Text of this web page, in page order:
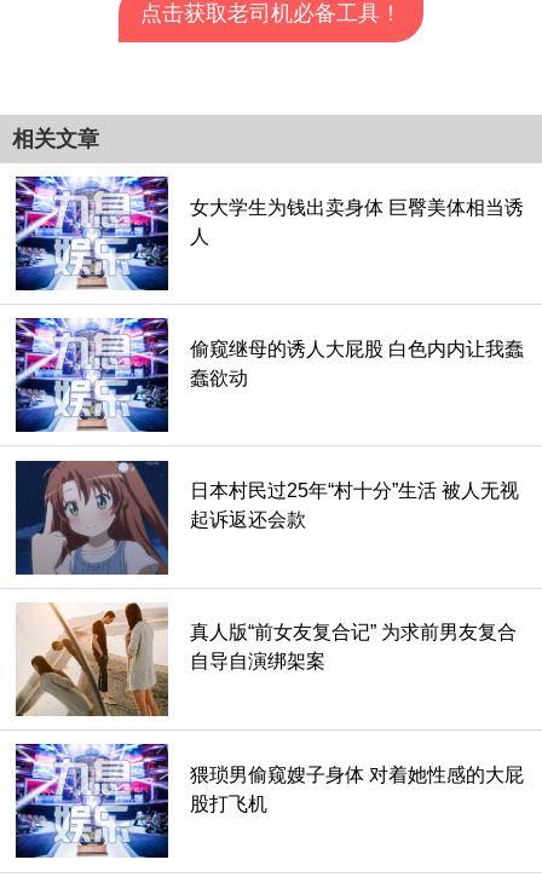
韩国人非常会行销自家品牌，不仅找来国际级巨星当代言人，
产品，比起大势的苹果更爱用韩国品牌，想不到这几年过去风
向就变了？Why？
让我同场加映一下LG的代言人，LG也超会找代言人，感觉砸
不少代言费呢。
实际访问年轻人得到的结果是你问我爱什么品牌？当然是苹果
啦！
点击获取老司机必备工具！
相关文章
女大学生为钱出卖身体 巨臀美体相当诱
人
偷窥继母的诱人大屁股 白色内内让我蠢
蠢欲动
日本村民过25年“村十分”生活 被人无视
起诉返还会款
真人版“前女友复合记” 为求前男友复合
自导自演绑架案
猥琐男偷窥嫂子身体 对着她性感的大屁
股打飞机